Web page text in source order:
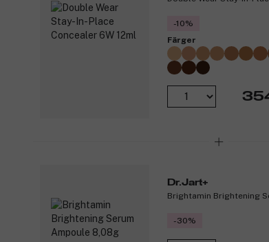
-10%
Färger
Dr.Jart+
Brightamin Brightening
-30%